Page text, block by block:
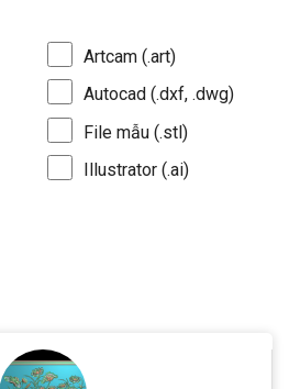
Artcam (.art)
Autocad (.dxf, .dwg)
File mẫu (.stl)
Illustrator (.ai)